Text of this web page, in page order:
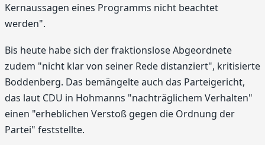
Kernaussagen eines Programms nicht beachtet
werden".
Bis heute habe sich der fraktionslose Abgeordnete
zudem "nicht klar von seiner Rede distanziert", kritisierte
Boddenberg. Das bemängelte auch das Parteigericht,
das laut CDU in Hohmanns "nachträglichem Verhalten"
einen "erheblichen Verstoß gegen die Ordnung der
Partei" feststellte.